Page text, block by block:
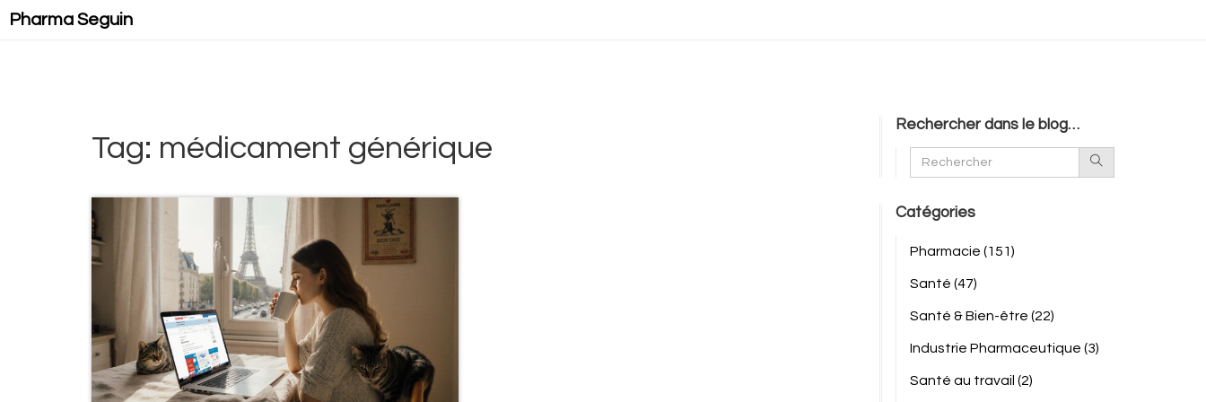
Pharma Seguin
Tag: médicament générique
Rechercher dans le blog…
Catégories
Pharmacie (151)
Santé (47)
Santé & Bien-être (22)
Industrie Pharmaceutique (3)
Santé au travail (2)